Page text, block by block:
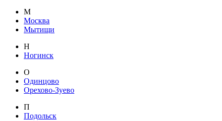
М
Москва
Мытищи
Н
Ногинск
О
Одинцово
Орехово-Зуево
П
Подольск